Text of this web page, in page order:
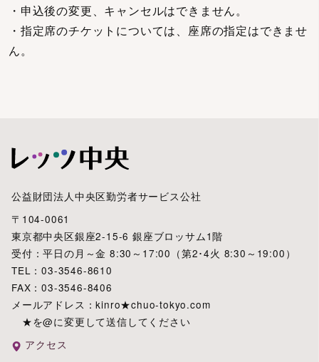
・申込後の変更、キャンセルはできません。
・指定席のチケットについては、座席の指定はできませ
ん。
公益財団法人中央区勤労者サービス公社
〒104-0061
東京都中央区銀座2-15-6 銀座ブロッサム1階
受付：平日の月～金 8:30～17:00（第2･4火 8:30～19:00）
TEL：03-3546-8610
FAX：03-3546-8406
メールアドレス：kinro★chuo-tokyo.com
★を@に変更して送信してください
アクセス